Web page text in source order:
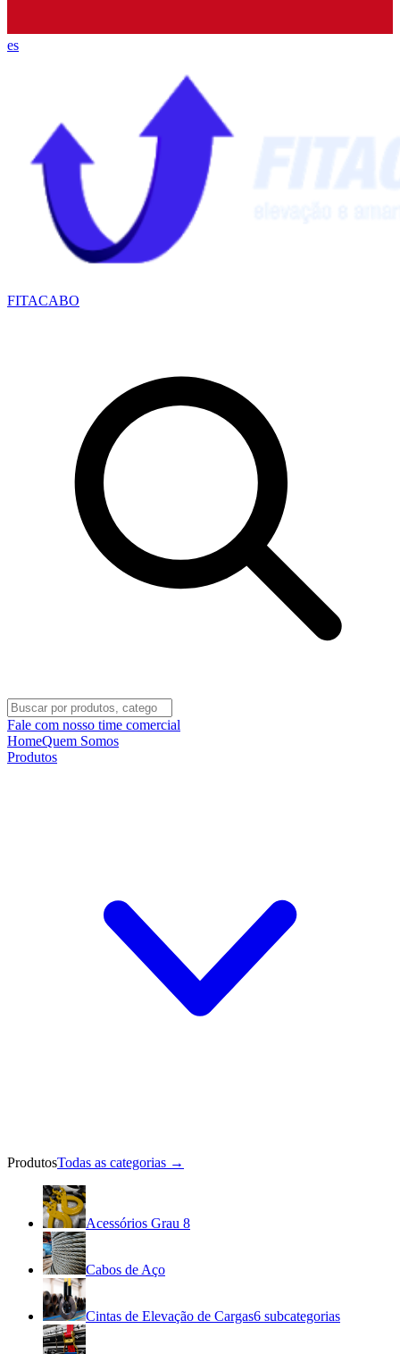
es
FITACABO
Fale com nosso time comercial
HomeQuem Somos
Produtos
ProdutosTodas as categorias →
Acessórios Grau 8
Cabos de Aço
Cintas de Elevação de Cargas6 subcategorias